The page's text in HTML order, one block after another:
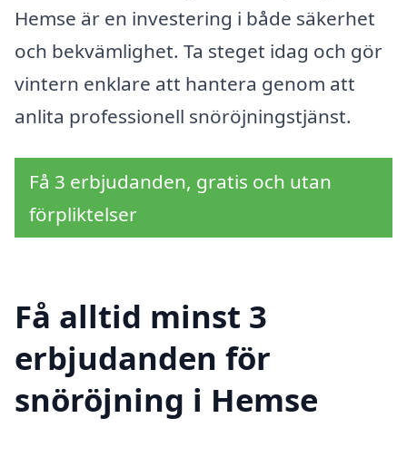
Hemse är en investering i både säkerhet
och bekvämlighet. Ta steget idag och gör
vintern enklare att hantera genom att
anlita professionell snöröjningstjänst.
Få 3 erbjudanden, gratis och utan
förpliktelser
Få alltid minst 3
erbjudanden för
snöröjning i Hemse